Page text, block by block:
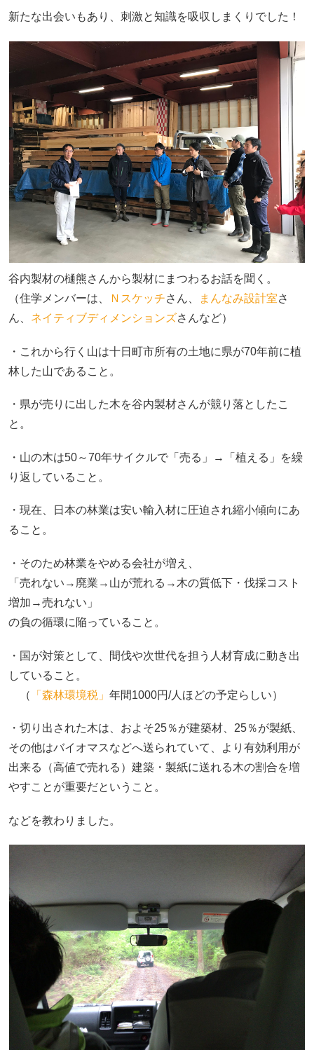
新たな出会いもあり、刺激と知識を吸収しまくりでした！
谷内製材の樋熊さんから製材にまつわるお話を聞く。
（住学メンバーは、
Ｎスケッチさん、 まんなみ設計室さ
ん、 ネイティブディメンションズさんなど）
・これから行く山は十日町市所有の土地に県が70年前に植
林した山であること。
・県が売りに出した木を谷内製材さんが競り落としたこ
と。
・山の木は50～70年サイクルで「売る」→「植える」を繰
り返していること。
・現在、日本の林業は安い輸入材に圧迫され縮小傾向にあ
ること。
・そのため林業をやめる会社が増え、
「売れない→廃業→山が荒れる→木の質低下・伐採コスト
増加→売れない」
の負の循環に陥っていること。
・国が対策として、間伐や次世代を担う人材育成に動き出
していること。
（
「森林環境税」 年間1000円/人ほどの予定らしい）
・切り出された木は、およそ25％が建築材、25％が製紙、
その他はバイオマスなどへ送られていて、より有効利用が
出来る（高値で売れる）建築・製紙に送れる木の割合を増
やすことが重要だということ。
などを教わりました。